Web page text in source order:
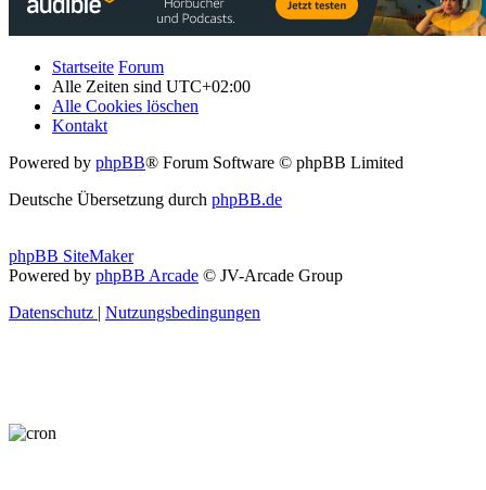
Startseite Forum
Alle Zeiten sind UTC+02:00
Alle Cookies löschen
Kontakt
Powered by phpBB® Forum Software © phpBB Limited
Deutsche Übersetzung durch phpBB.de
phpBB SiteMaker
Powered by phpBB Arcade © JV-Arcade Group
Datenschutz | Nutzungsbedingungen